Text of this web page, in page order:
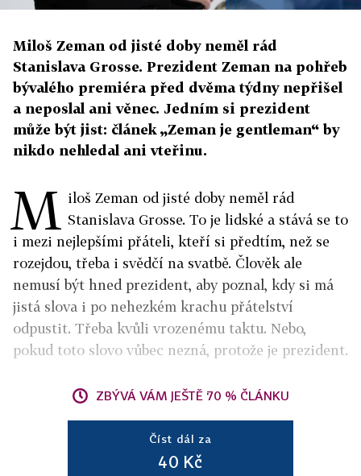
Miloš Zeman od jisté doby neměl rád
Stanislava Grosse. Prezident Zeman na pohřeb
bývalého premiéra před dvěma týdny nepřišel
a neposlal ani věnec. Jedním si prezident
může být jist: článek „Zeman je gentleman“ by
nikdo nehledal ani vteřinu.
M iloš Zeman od jisté doby neměl rád
Stanislava Grosse. To je lidské a stává se to
i mezi nejlepšími přáteli, kteří si předtím, než se
rozejdou, třeba i svědčí na svatbě. Člověk ale
nemusí být hned prezident, aby poznal, kdy si má
jistá slova i po nehezkém krachu přátelství
odpustit. Třeba kvůli vrozenému taktu. Nebo,
pokud toto slovo vůbec nezná, protože je prezident.
ZBÝVÁ VÁM JEŠTĚ 70 % ČLÁNKU
Číst dál za
40 Kč